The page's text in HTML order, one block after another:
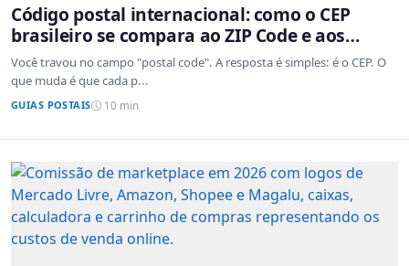
Código postal internacional: como o CEP
brasileiro se compara ao ZIP Code e aos
sistemas de outros países
Você travou no campo "postal code". A resposta é simples: é o CEP. O
que muda é que cada p...
GUIAS POSTAIS 10 min